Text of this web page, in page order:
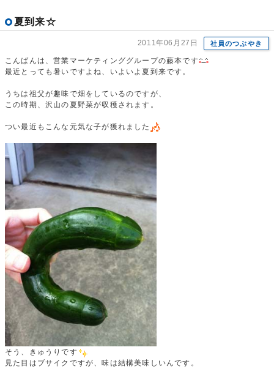
夏到来☆
2011年06月27日 社員のつぶやき
こんばんは、営業マーケティンググループの藤本です
最近とっても暑いですよね、いよいよ夏到来です。
うちは祖父が趣味で畑をしているのですが、
この時期、沢山の夏野菜が収穫されます。
つい最近もこんな元気な子が獲れました
そう、きゅうりです
見た目はブサイクですが、味は結構美味しいんです。